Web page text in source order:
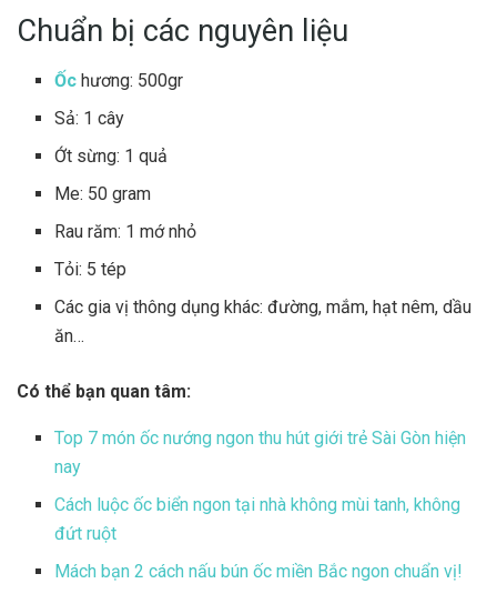
Chuẩn bị các nguyên liệu
Ốc hương: 500gr
Sả: 1 cây
Ớt sừng: 1 quả
Me: 50 gram
Rau răm: 1 mớ nhỏ
Tỏi: 5 tép
Các gia vị thông dụng khác: đường, mắm, hạt nêm, dầu
ăn…
Có thể bạn quan tâm:
Top 7 món ốc nướng ngon thu hút giới trẻ Sài Gòn hiện
nay
Cách luộc ốc biển ngon tại nhà không mùi tanh, không
đứt ruột
Mách bạn 2 cách nấu bún ốc miền Bắc ngon chuẩn vị!